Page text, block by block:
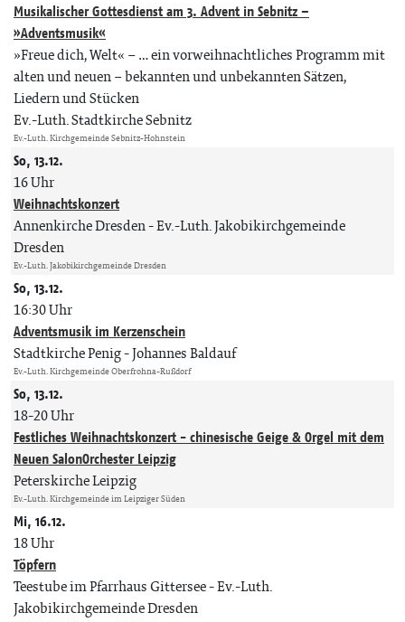
Musikalischer Gottesdienst am 3. Advent in Sebnitz –
»Adventsmusik«
»Freue dich, Welt« – … ein vorweihnachtliches Programm mit
alten und neuen – bekannten und unbekannten Sätzen,
Liedern und Stücken
Ev.-Luth. Stadtkirche Sebnitz
Ev.-Luth. Kirchgemeinde Sebnitz-Hohnstein
So, 13.12.
16 Uhr
Weihnachtskonzert
Annenkirche Dresden Ev.-Luth. Jakobikirchgemeinde
Dresden
Ev.-Luth. Jakobikirchgemeinde Dresden
So, 13.12.
16:30 Uhr
Adventsmusik im Kerzenschein
Stadtkirche Penig Johannes Baldauf
Ev.-Luth. Kirchgemeinde Oberfrohna-Rußdorf
So, 13.12.
18-20 Uhr
Festliches Weihnachtskonzert - chinesische Geige & Orgel mit dem
Neuen SalonOrchester Leipzig
Peterskirche Leipzig
Ev.-Luth. Kirchgemeinde im Leipziger Süden
Mi, 16.12.
18 Uhr
Töpfern
Teestube im Pfarrhaus Gittersee Ev.-Luth.
Jakobikirchgemeinde Dresden